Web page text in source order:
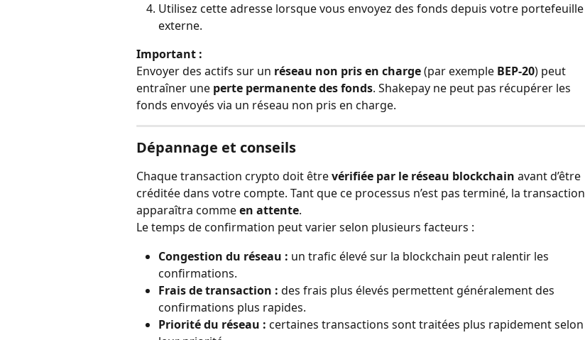
Utilisez cette adresse lorsque vous envoyez des fonds depuis votre portefeuille
externe.
Important :
Envoyer des actifs sur un réseau non pris en charge (par exemple BEP-20) peut
entraîner une perte permanente des fonds. Shakepay ne peut pas récupérer les
fonds envoyés via un réseau non pris en charge.
Dépannage et conseils
Chaque transaction crypto doit être vérifiée par le réseau blockchain avant d’être
créditée dans votre compte. Tant que ce processus n’est pas terminé, la transaction
apparaîtra comme en attente.
Le temps de confirmation peut varier selon plusieurs facteurs :
Congestion du réseau : un trafic élevé sur la blockchain peut ralentir les
confirmations.
Frais de transaction : des frais plus élevés permettent généralement des
confirmations plus rapides.
Priorité du réseau : certaines transactions sont traitées plus rapidement selon